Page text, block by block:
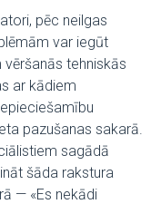
pēc neilgas
var iegūt
tehniskās
ar kādiem
pazušanas sakarā.
sagādā
šāda rakstura
— «Es nekādi